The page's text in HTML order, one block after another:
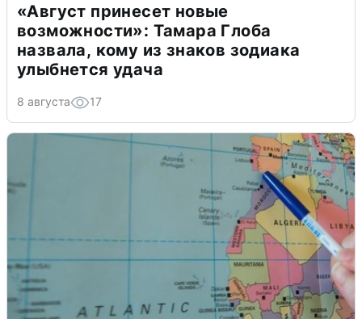
«Август принесет новые
возможности»: Тамара Глоба
назвала, кому из знаков зодиака
улыбнется удача
8 августа 17